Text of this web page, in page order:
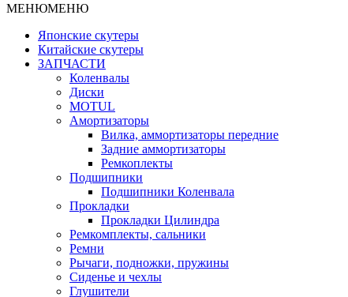
МЕНЮМЕНЮ
Японские скутеры
Китайские скутеры
ЗАПЧАСТИ
Коленвалы
Диски
MOTUL
Амортизаторы
Вилка, аммортизаторы передние
Задние аммортизаторы
Ремкоплекты
Подшипники
Подшипники Коленвала
Прокладки
Прокладки Цилиндра
Ремкомплекты, сальники
Ремни
Рычаги, подножки, пружины
Сиденье и чехлы
Глушители